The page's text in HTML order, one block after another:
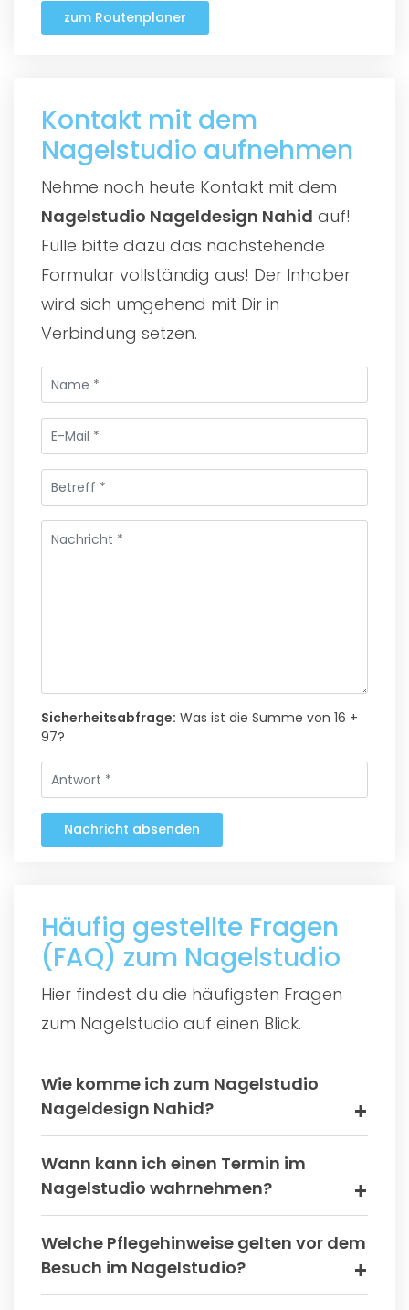
zum Routenplaner
Kontakt mit dem
Nagelstudio aufnehmen
Nehme noch heute Kontakt mit dem
Nagelstudio Nageldesign Nahid auf!
Fülle bitte dazu das nachstehende
Formular vollständig aus! Der Inhaber
wird sich umgehend mit Dir in
Verbindung setzen.
Sicherheitsabfrage: Was ist die Summe von 16 +
97?
Nachricht absenden
Häufig gestellte Fragen
(FAQ) zum Nagelstudio
Hier findest du die häufigsten Fragen
zum Nagelstudio auf einen Blick.
Wie komme ich zum Nagelstudio
Nageldesign Nahid?
Wann kann ich einen Termin im
Nagelstudio wahrnehmen?
Welche Pflegehinweise gelten vor dem
Besuch im Nagelstudio?